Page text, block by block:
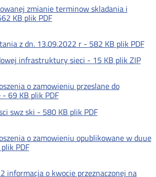
zmianie terminow skladania i
KB plik PDF
z dn. 13.09.2022 r - 582 KB plik PDF
infrastruktury sieci - 15 KB plik ZIP
o zamowieniu przeslane do
- 69 KB plik PDF
swz ski - 580 KB plik PDF
o zamowieniu opublikowane w duue
plik PDF
informacja o kwocie przeznaczonej na